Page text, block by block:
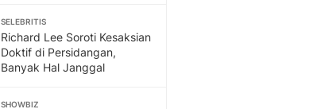
SELEBRITIS
Richard Lee Soroti Kesaksian
Doktif di Persidangan,
Banyak Hal Janggal
SHOWBIZ